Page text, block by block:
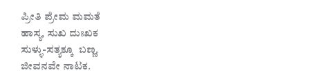
ಪ್ರೀತಿ ಪ್ರೇಮ ಮಮತೆ
ಹಾಸ್ಯ, ಸುಖ ದುಃಖಕ
ಸುಳ್ಳು-ಸತ್ಯಕ್ಕೂ ಬಣ್ಣ.
ಜೀವನವೇ ನಾಟಕ.